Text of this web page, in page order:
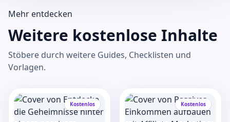
Mehr entdecken
Weitere kostenlose Inhalte
Stöbere durch weitere Guides, Checklisten und
Vorlagen.
Kostenlos Kostenlos